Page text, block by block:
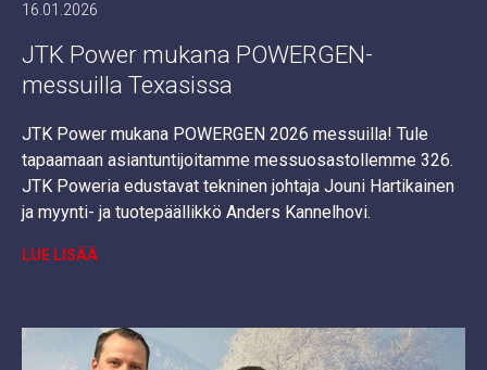
16.01.2026
JTK Power mukana POWERGEN-
messuilla Texasissa
JTK Power mukana POWERGEN 2026 messuilla! Tule
tapaamaan asiantuntijoitamme messuosastollemme 326.
JTK Poweria edustavat tekninen johtaja Jouni Hartikainen
ja myynti- ja tuotepäällikkö Anders Kannelhovi.
LUE LISÄÄ